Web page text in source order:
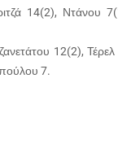
14(2), Ντάνου
12(2),
7.